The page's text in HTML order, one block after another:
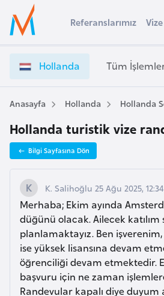
Ülke Seçimi
Başvuru yapmak istediğiniz ülkeyi seçin
Üye
Girişi
o
l
a
n
a
V
i
z
e
İ
ş
l
e
m
l
e
Referanslarımız
Hollanda Tüm
Anasayfa Hollanda Hollanda
Hollanda turistik vize
Bilgi Sayfasına Dön
K. Salihoğlu 25 Ağu 2025, 12:34
Merhaba; Ekim ayında
düğünü olacak. Ailecek katılım
planlamaktayız. Ben işverenim,
ise yüksek lisansına devam
öğrenciliği devam etmektedir.
başvuru için ne zaman
Randevular kapalı diye duyum
s
t
r
a
A
u
s
t
u
r
y
a